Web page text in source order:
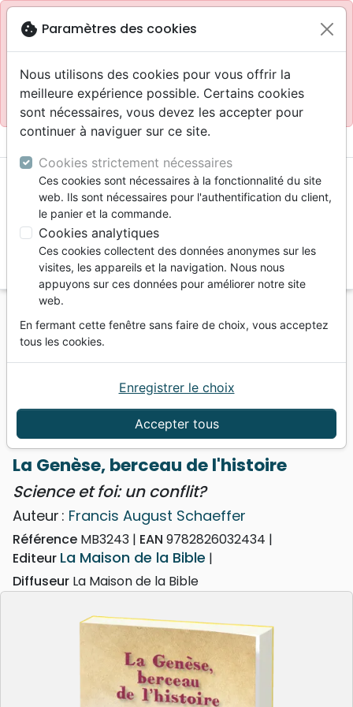
blockSite réservé aux professionnels
Accès pour les professionnels : Se connecter
Site pour le grand public : La Maison de la Bible
menu
Vous ne pouvez pas créer de nouvelle commande
depuis votre pays (United States).
Apologétique
Sciences
Genèse, berceau de l'histoire (La) - Science et foi:
La Genèse, berceau de l'histoire
Science et foi: un conflit?
Auteur : Francis August Schaeffer
Référence MB3243 EAN 9782826032434
Editeur La Maison de la Bible
Diffuseur La Maison de la Bible
cookie Paramètres des cookies
Nous utilisons des cookies pour vous offrir la
meilleure expérience possible. Certains cookies
sont nécessaires, vous devez les accepter pour
continuer à naviguer sur ce site.
Cookies strictement nécessaires
Ces cookies sont nécessaires à la fonctionnalité du site
web. Ils sont nécessaires pour l'authentification du client,
le panier et la commande.
Cookies analytiques
Ces cookies collectent des données anonymes sur les
visites, les appareils et la navigation. Nous nous
appuyons sur ces données pour améliorer notre site
web.
En fermant cette fenêtre sans faire de choix, vous acceptez
tous les cookies.
Accepter tous
Enregistrer le choix